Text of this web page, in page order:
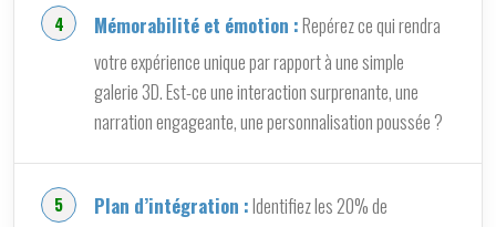
Mémorabilité et émotion :Repérez ce qui rendra
votre expérience unique par rapport à une simple
galerie 3D. Est-ce une interaction surprenante, une
narration engageante, une personnalisation poussée ?
Plan d’intégration :Identifiez les 20% de